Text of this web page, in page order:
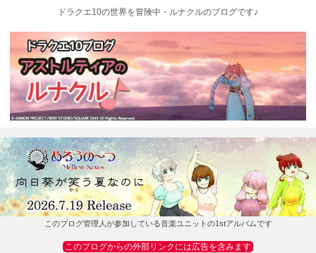
ドラクエ10の世界を冒険中・ルナクルのブログです♪
このブログ管理人が参加している音楽ユニットの1stアルバムです
このブログからの外部リンクには広告を含みます